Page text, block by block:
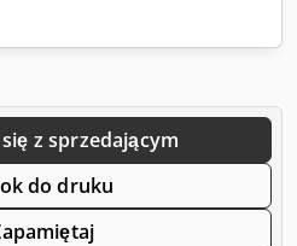
z sprzedającym
do druku